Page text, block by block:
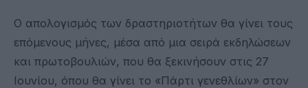
Ο απολογισμός των δραστηριοτήτων θα γίνει τους
επόμενους μήνες, μέσα από μια σειρά εκδηλώσεων
και πρωτοβουλιών, που θα ξεκινήσουν στις 27
Ιουνίου, όπου θα γίνει το «Πάρτι γενεθλίων» στον